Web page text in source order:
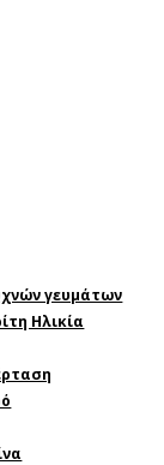
γευμάτων
Ηλικία